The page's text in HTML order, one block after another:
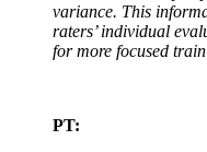
variance. This
raters’ individual
for more focused
PT: